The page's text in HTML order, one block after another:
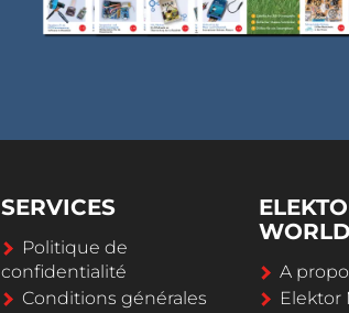
SERVICES
Politique de
confidentialité
Conditions générales
WORLD
A
Elektor